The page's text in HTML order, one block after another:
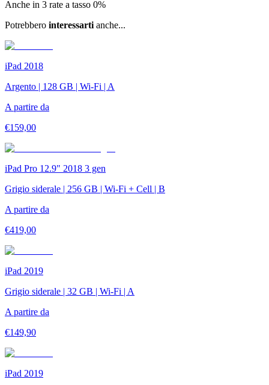
Anche in 3 rate a tasso 0%
Potrebbero interessarti anche...
iPad 2018
Argento | 128 GB | Wi-Fi | A
A partire da
€159,00
iPad Pro 12.9" 2018 3 gen
Grigio siderale | 256 GB | Wi-Fi + Cell | B
A partire da
€419,00
iPad 2019
Grigio siderale | 32 GB | Wi-Fi | A
A partire da
€149,90
iPad 2019